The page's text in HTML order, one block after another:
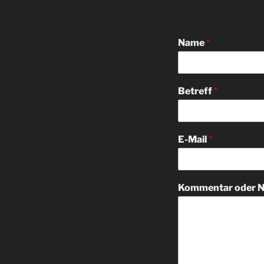
Name*
Betreff*
E-Mail*
Kommentar oder